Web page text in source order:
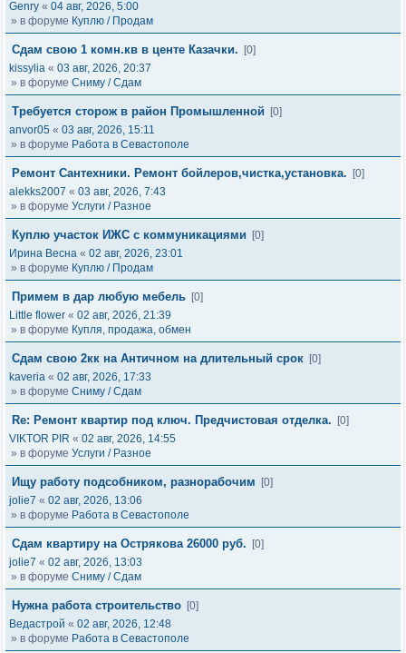
Genry « 04 авг, 2026, 5:00
» в форуме Куплю / Продам
Сдам свою 1 комн.кв в центе Казачки.
[0]
kissylia « 03 авг, 2026, 20:37
» в форуме Сниму / Сдам
Требуется сторож в район Промышленной
[0]
anvor05 « 03 авг, 2026, 15:11
» в форуме Работа в Севастополе
Ремонт Сантехники. Ремонт бойлеров,чистка,установка.
[0]
alekks2007 « 03 авг, 2026, 7:43
» в форуме Услуги / Разное
Куплю участок ИЖС с коммуникациями
[0]
Ирина Весна « 02 авг, 2026, 23:01
» в форуме Куплю / Продам
Примем в дар любую мебель [0]
Little flower « 02 авг, 2026, 21:39
» в форуме Купля, продажа, обмен
Сдам свою 2кк на Античном на длительный срок [0]
kaveria « 02 авг, 2026, 17:33
» в форуме Сниму / Сдам
Re: Ремонт квартир под ключ. Предчистовая отделка.
[0]
VIKTOR PIR « 02 авг, 2026, 14:55
» в форуме Услуги / Разное
Ищу работу подсобником, разнорабочим
[0]
jolie7 « 02 авг, 2026, 13:06
» в форуме Работа в Севастополе
Сдам квартиру на Острякова 26000 руб.
[0]
jolie7 « 02 авг, 2026, 13:03
» в форуме Сниму / Сдам
Нужна работа строительство [0]
Ведастрой « 02 авг, 2026, 12:48
» в форуме Работа в Севастополе